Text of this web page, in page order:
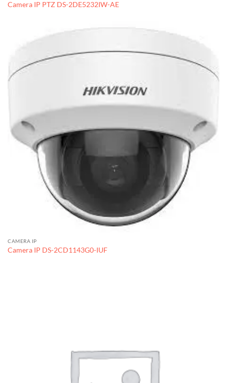
Camera IP PTZ DS-2DE5232IW-AE
CAMERA IP
Camera IP DS-2CD1143G0-IUF